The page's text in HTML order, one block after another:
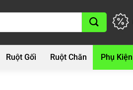
Ruột Gối Ruột Chăn Phụ Kiện